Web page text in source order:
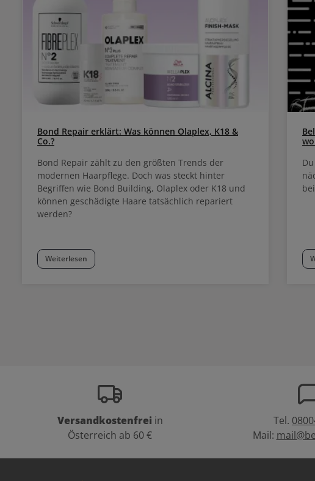
Bond Repair erklärt: Was können Olaplex, K18 &
Co.?
Bond Repair zählt zu den größten Trends der
modernen Haarpflege. Doch was steckt hinter
Begriffen wie Bond Building, Olaplex oder K18 und
können geschädigte Haare tatsächlich repariert
werden?
Weiterlesen
Versandkostenfrei in
Österreich ab 60 €
Tel.
Mail: